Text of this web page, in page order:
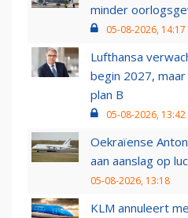
minder
05-08-2026, 14:17
Lufthansa
begin 2027,
plan B
05-08-2026, 13:42
Oekraïense
aan aanslag op
05-08-2026, 13:18
KLM annuleert